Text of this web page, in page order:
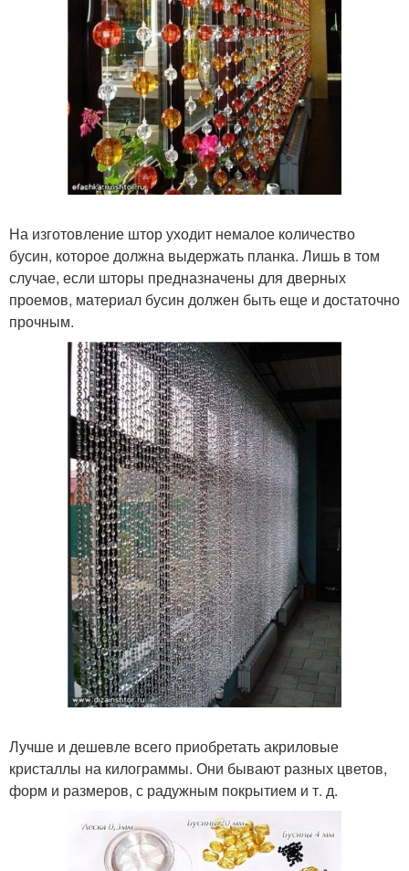
На изготовление штор уходит немалое количество
бусин, которое должна выдержать планка. Лишь в том
случае, если шторы предназначены для дверных
проемов, материал бусин должен быть еще и достаточно
прочным.
Лучше и дешевле всего приобретать акриловые
кристаллы на килограммы. Они бывают разных цветов,
форм и размеров, с радужным покрытием и т. д.